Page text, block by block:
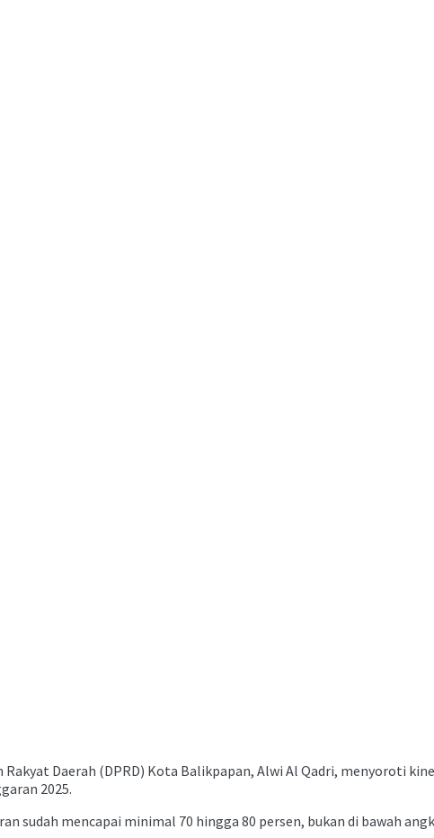
Rakyat Daerah (DPRD) Kota Balikpapan, Alwi Al Qadri, menyoroti
2025.
sudah mencapai minimal 70 hingga 80 persen, bukan di bawah